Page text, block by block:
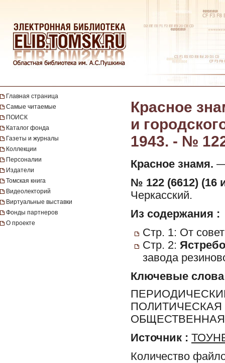
Главная страница
Самые читаемые
ПОИСК
Каталог фонда
Газеты и журналы
Коллекции
Персоналии
Издатели
Томская книга
Видеолекторий
Виртуальные выставки
Фонды партнеров
О проекте
Красное
и
1943. - №
Красное знамя. —
№ 122 (6612) (16
Черкасский.
Из содержания :
Стр. 1: От
Стр. 2:
завода
Ключевые слова
Источник :
Количество